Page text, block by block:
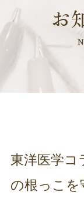
お
東洋医学コ
の根っこを